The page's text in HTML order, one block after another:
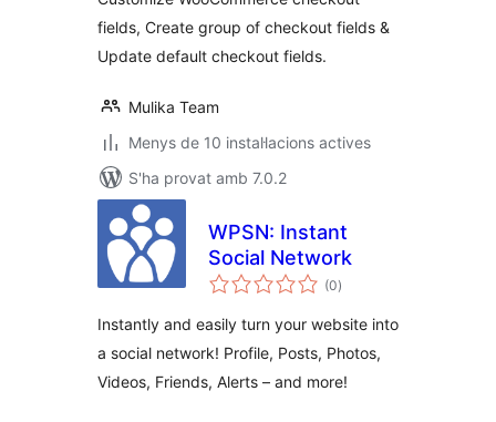
Organize Checkout
Fields.
fields, Create group of checkout fields &
Update default checkout fields.
Mulika Team
Menys de 10 instal·lacions actives
S'ha provat amb 7.0.2
WPSN: Instant
Social Network
(0puntuacions
totals
)
Instantly and easily turn your website into
a social network! Profile, Posts, Photos,
Videos, Friends, Alerts – and more!